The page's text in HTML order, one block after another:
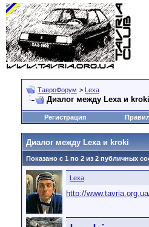
ТавроФорум > Lexa
Диалог между Lexa и kroki
Регистрация
Диалог между Lexa и kroki
Показано с 1 по 2 из 2 публичных
Lexa
http://